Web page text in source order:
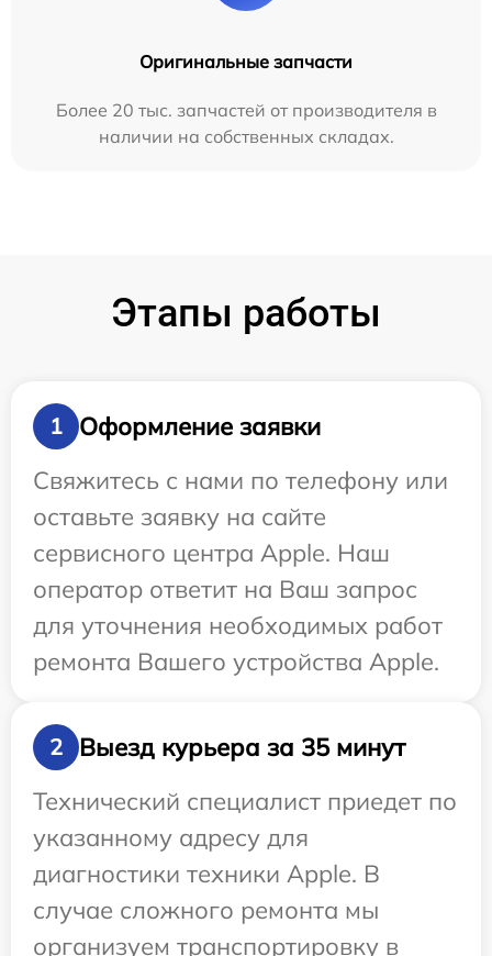
Оригинальные запчасти
Более 20 тыс. запчастей от производителя в
наличии на собственных складах.
Этапы работы
1
Оформление заявки
Свяжитесь с нами по телефону или
оставьте заявку на сайте
сервисного центра Apple. Наш
оператор ответит на Ваш запрос
для уточнения необходимых работ
ремонта Вашего устройства Apple.
2
Выезд курьера за 35 минут
Технический специалист приедет по
указанному адресу для
диагностики техники Apple. В
случае сложного ремонта мы
организуем транспортировку в